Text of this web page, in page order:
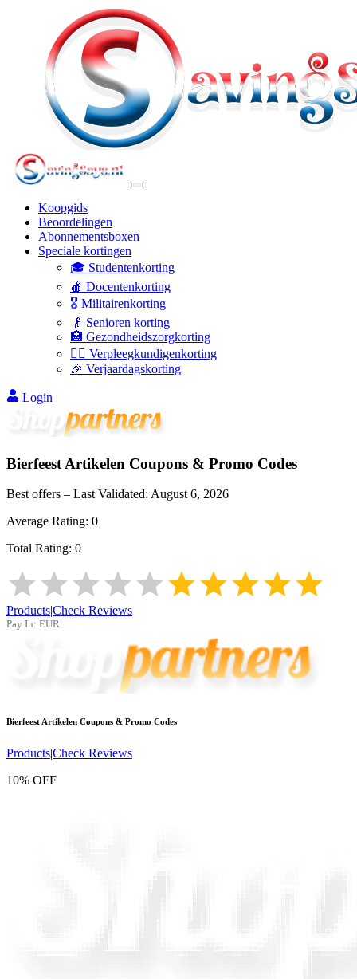
Koopgids
Beoordelingen
Abonnementsboxen
Speciale kortingen
🎓 Studentenkorting
🍎 Docentenkorting
🎖️ Militairenkorting
👴 Senioren korting
🏥 Gezondheidszorgkorting
👩‍⚕️ Verpleegkundigenkorting
🎉 Verjaardagskorting
Login
Bierfeest Artikelen Coupons & Promo Codes
Best offers – Last Validated: August 6, 2026
Average Rating: 0
Total Rating: 0
Products|Check Reviews
Pay In: EUR
Bierfeest Artikelen Coupons & Promo Codes
Products|Check Reviews
10% OFF